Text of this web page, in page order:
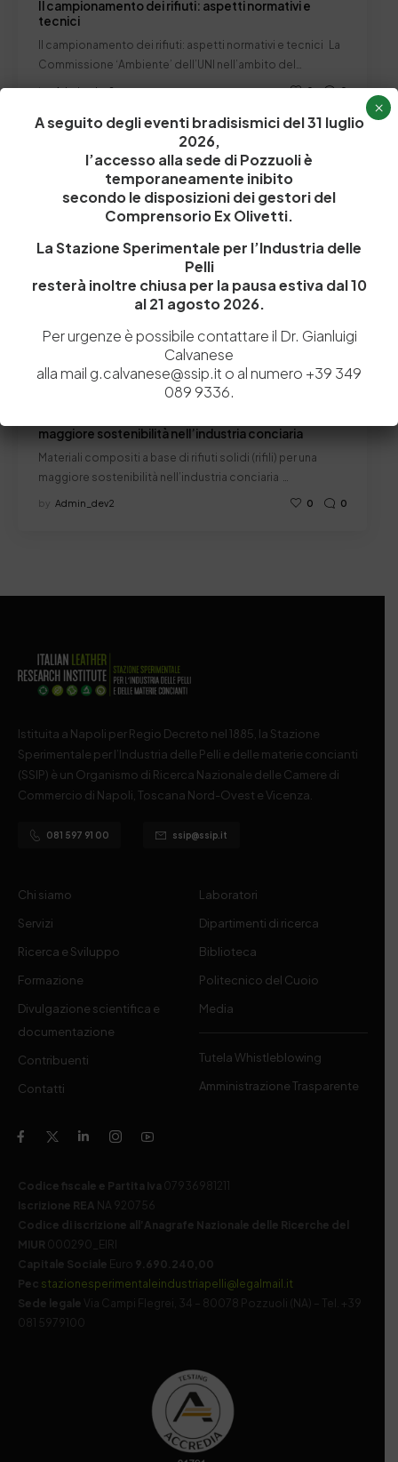
Il campionamento dei rifiuti: aspetti normativi e
tecnici
Il campionamento dei rifiuti: aspetti normativi e tecnici La
Commissione ‘Ambiente’ dell’UNI nell’ambito del…
by Admin_dev2 0 0
maggiore sostenibilità nell’industria conciaria
Materiali compositi a base di rifiuti solidi (rifili) per una
maggiore sostenibilità nell’industria conciaria …
by Admin_dev2 0 0
Istituita a Napoli per Regio Decreto nel 1885, la Stazione
Sperimentale per l’Industria delle Pelli e delle materie concianti
(SSIP) è un Organismo di Ricerca Nazionale delle Camere di
Commercio di Napoli, Toscana Nord-Ovest e Vicenza.
081 597 91 00 ssip@ssip.it
Chi siamo
Servizi
Ricerca e Sviluppo
Formazione
Divulgazione scientifica e
documentazione
Contribuenti
Contatti
Laboratori
Dipartimenti di ricerca
Biblioteca
Politecnico del Cuoio
Media
Tutela Whistleblowing
Amministrazione Trasparente
Codice fiscale e Partita Iva 07936981211
Iscrizione REA NA 920756
Codice di iscrizione all’Anagrafe Nazionale delle Ricerche del
MIUR 000290_EIRI
Capitale Sociale Euro 9.690.240,00
Pec stazionesperimentaleindustriapelli@legalmail.it
Sede legale
Via Campi Flegrei, 34 – 80078 Pozzuoli (NA) – Tel. +39
081 5979100
A seguito degli eventi bradisismici del 31 luglio
2026,
l’accesso alla sede di Pozzuoli è
temporaneamente inibito
secondo le disposizioni dei gestori del
Comprensorio Ex Olivetti.
La Stazione Sperimentale per l’Industria delle
Pelli
resterà inoltre chiusa per la pausa estiva dal 10
al 21 agosto 2026.
Per urgenze è possibile contattare il Dr. Gianluigi
Calvanese
alla mail g.calvanese@ssip.it o al numero +39 349
089 9336.
×